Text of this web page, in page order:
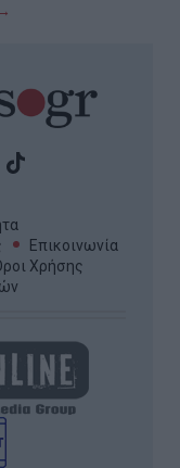
Επικοινωνία
Χρήσης